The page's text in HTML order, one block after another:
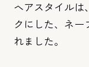
ヘアスタイルは
クにした、ネー
れました。